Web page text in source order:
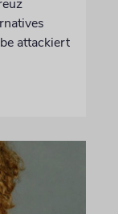
attackiert